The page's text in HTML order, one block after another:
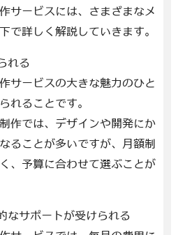
サービスには、さまざまなメ
で詳しく解説していきます。
れる
サービスの大きな魅力のひと
れることです。
作では、デザインや開発にか
ることが多いですが、月額制
、予算に合わせて選ぶことが
サポートが受けられる